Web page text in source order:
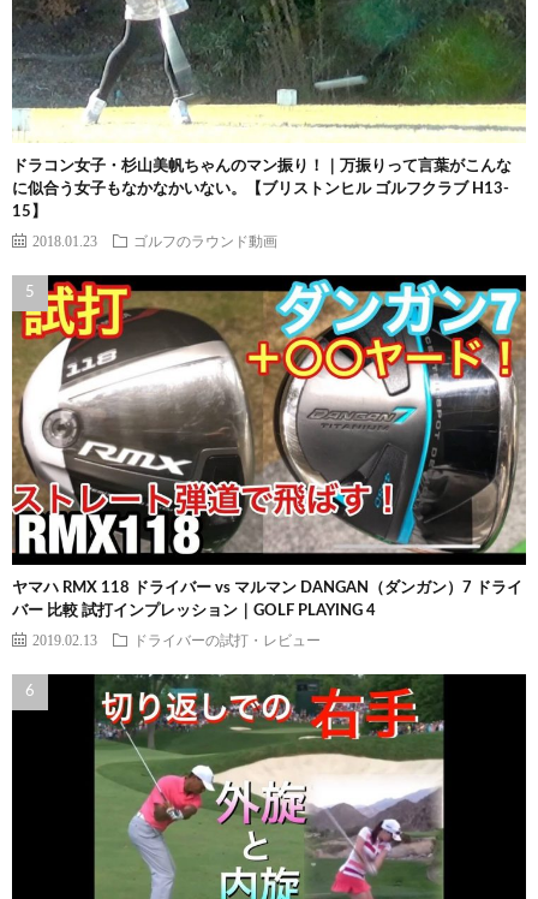
ドラコン女子・杉山美帆ちゃんのマン振り！｜万振りって言葉がこんな
に似合う女子もなかなかいない。【ブリストンヒル ゴルフクラブ H13-
15】
2018.01.23 ゴルフのラウンド動画
ヤマハ RMX 118 ドライバー vs マルマン DANGAN（ダンガン）7 ドライ
バー 比較 試打インプレッション｜GOLF PLAYING 4
2019.02.13 ドライバーの試打・レビュー